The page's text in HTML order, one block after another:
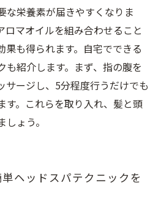
な栄養素が届きやすくなりま
ロマオイルを組み合わせること
果も得られます。自宅でできる
も紹介します。まず、指の腹を
サージし、5分程度行うだけでも
す。これらを取り入れ、髪と頭
ょう。
ヘッドスパテクニックを